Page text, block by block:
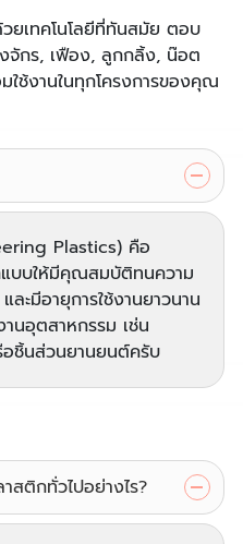
ยเทคโนโลยีที่ทันสมัย ตอบ
จักร, เฟือง, ลูกกลิ้ง, น๊อต
ช้งานในทุกโครงการของคุณ
Plastics) คือ
บบให้มีคุณสมบัติทนความ
ะมีอายุการใช้งานยาวนาน
นอุตสาหกรรม เช่น
ชิ้นส่วนยานยนต์ครับ
ติกทั่วไปอย่างไร?